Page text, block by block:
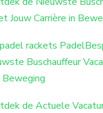
Jouw Carrière in
rackets
Buschauffeur
Beweging
de Actuele